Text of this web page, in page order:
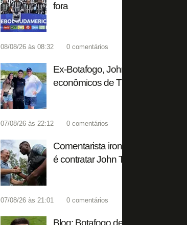
fora
08/08/26 às 08:32 0 comentários
Ex-Botafogo, John Textor explica
econômicos de Thiago Almada
07/08/26 às 22:12 0 comentários
Comentarista ironiza Flamengo:
é contratar John Textor. Que
07/08/26 às 21:01 0 comentários
Blog: Botafogo deve US$ 10